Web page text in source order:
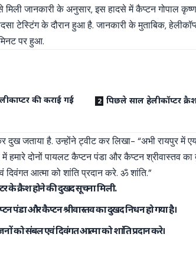
जानकारी के अनुसार, इस हादसे में कैप्टन गोपाल
टेस्टिंग के दौरान हुआ है. जानकारी के मुताबिक,
पर हुआ.
की कराई गई
पिछले साल हेलीकॉप्टर
जताया है. उन्होंने ट्वीट कर लिखा- “अभी रायपुर में
हमारे दोनों पायलट कैप्टन पंडा और कैप्टन श्रीवास्तव
आत्मा को शांति प्रदान करे. ॐ शांति.”
के क्रैश होने की दुखद सूचना मिली.
पंडा और कैप्टन श्रीवास्तव का दुखद निधन हो गया है।
को संबल एवं दिवंगत आत्मा को शांति प्रदान करे।